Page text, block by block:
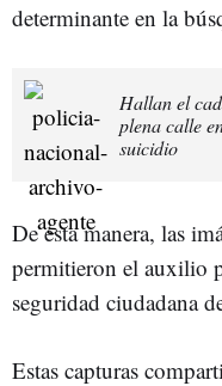
determinante en la
Hallan el
plena calle
suicidio
De esta manera, las
permitieron el auxilio
seguridad ciudadana
Estas capturas